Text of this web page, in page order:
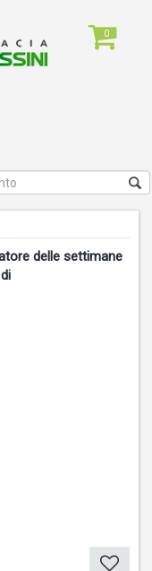
0
delle settimane